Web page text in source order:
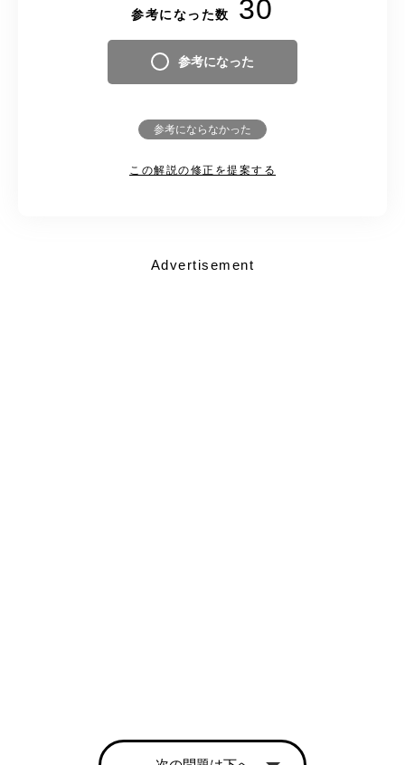
参考になった数 30
参考になった
参考にならなかった
この解説の修正を提案する
Advertisement